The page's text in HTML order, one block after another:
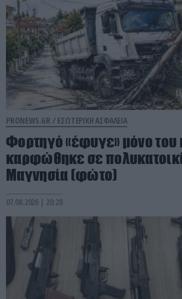
PRONEWS.GR / ΕΣΩΤΕΡΙΚΗ ΑΣΦΑΛΕΙΑ
Φορτηγό «έφυγε» μόνο του
καρφώθηκε σε
Μαγνησία (φώτο)
07.08.2026 | 20:28